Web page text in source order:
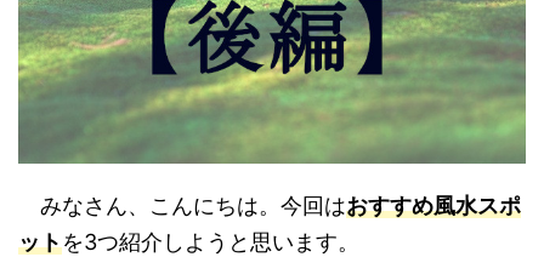
みなさん、こんにちは。今回はおすすめ風水スポ
ットを3つ紹介しようと思います。